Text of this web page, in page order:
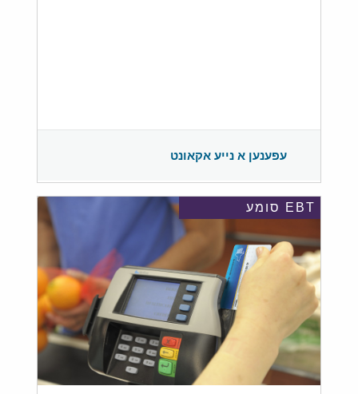
עפענען א נייע אקאונט
EBT סומע